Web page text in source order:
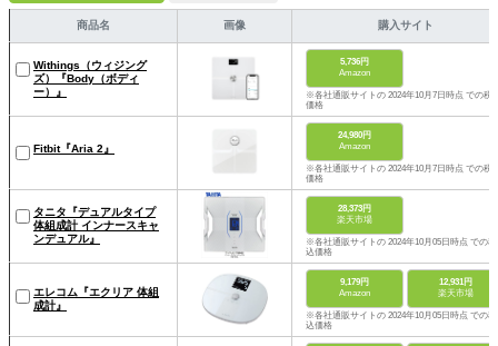
商品名 画像 購入サイト
Withings（ウィジング
ズ）『Body（ボディ
ー）』
5,736円
Amazon
※各社通販サイトの 2024年10月7日時点 での税
価格
Fitbit『Aria 2』
24,980円
Amazon
※各社通販サイトの 2024年10月7日時点 での税
価格
タニタ『デュアルタイプ
体組成計 インナースキャ
ンデュアル』
28,373円
楽天市場
※各社通販サイトの 2024年10月05日時点 での税
込価格
エレコム『エクリア 体組
成計』
9,179円
Amazon
12,931円
楽天市場
※各社通販サイトの 2024年10月05日時点 での税
込価格